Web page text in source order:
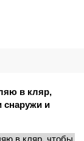
в кляр,
снаружи и